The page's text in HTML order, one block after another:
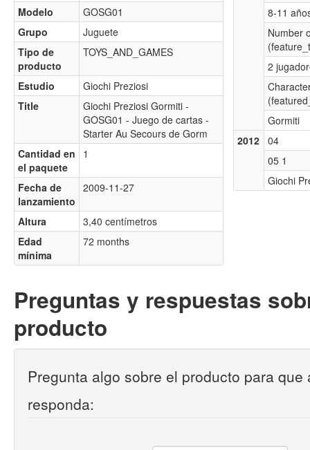
Modelo
GOSG01
Grupo
Juguete
Tipo de
producto
TOYS_AND_GAMES
Estudio
Giochi Preziosi
Title
Giochi Preziosi Gormiti -
GOSG01 - Juego de cartas -
Starter Au Secours de Gorm
Cantidad en
el paquete
1
Fecha de
lanzamiento
2009-11-27
Altura
3,40 centímetros
Edad
mínima
72 months
8-11
Number
2
Gormiti
2012
04
05 1
Giochi
Preguntas y respuestas
producto
Pregunta algo sobre el producto para que
responda: